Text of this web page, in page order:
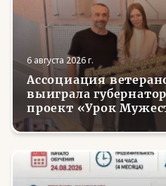
6 августа 2026 г.
Ассоциация
выиграла
проект «Урок
делу»